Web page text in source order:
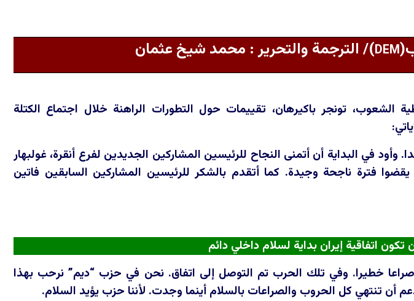
DEM)/ الترجمة والتحرير : محمد شيخ عثمان
الشعوب، تونجر باكيرهان، تقييمات حول التطورات الراهنة خلال اجتماع الكتلة
وأود في البداية أن أتمنى النجاح للرئيسين المشاركين الجديدين لفرع أنقرة، غولبهار
يقضوا فترة ناجحة وجيدة. كما أتقدم بالشكر للرئيسين المشاركين السابقين فاتين
تكون اتفاقية إيران بداية لسلام داخلي دائم
خطيرا. وفي تلك الحرب تم التوصل إلى اتفاق. نحن في حزب “ديم” نرحب بهذا
تنتهي كل الحروب والصراعات بالسلام أينما وجدت. لأننا حزب يؤيد السلام.